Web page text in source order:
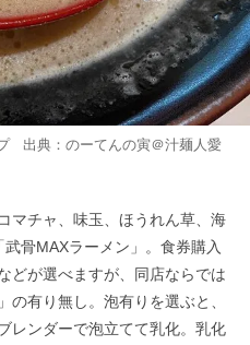
出典： のーてんの寅＠汁麺人愛
マチャ、味玉、ほうれん草、海
骨MAXラーメン」。食券購入
どが選べますが、同店ならでは
有り無し。泡有りを選ぶと、
レンダーで泡立てて乳化。乳化